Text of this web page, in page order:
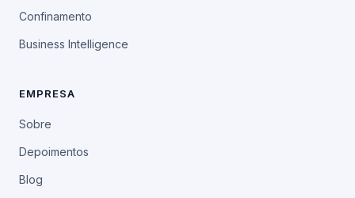
Confinamento
Business Intelligence
EMPRESA
Sobre
Depoimentos
Blog